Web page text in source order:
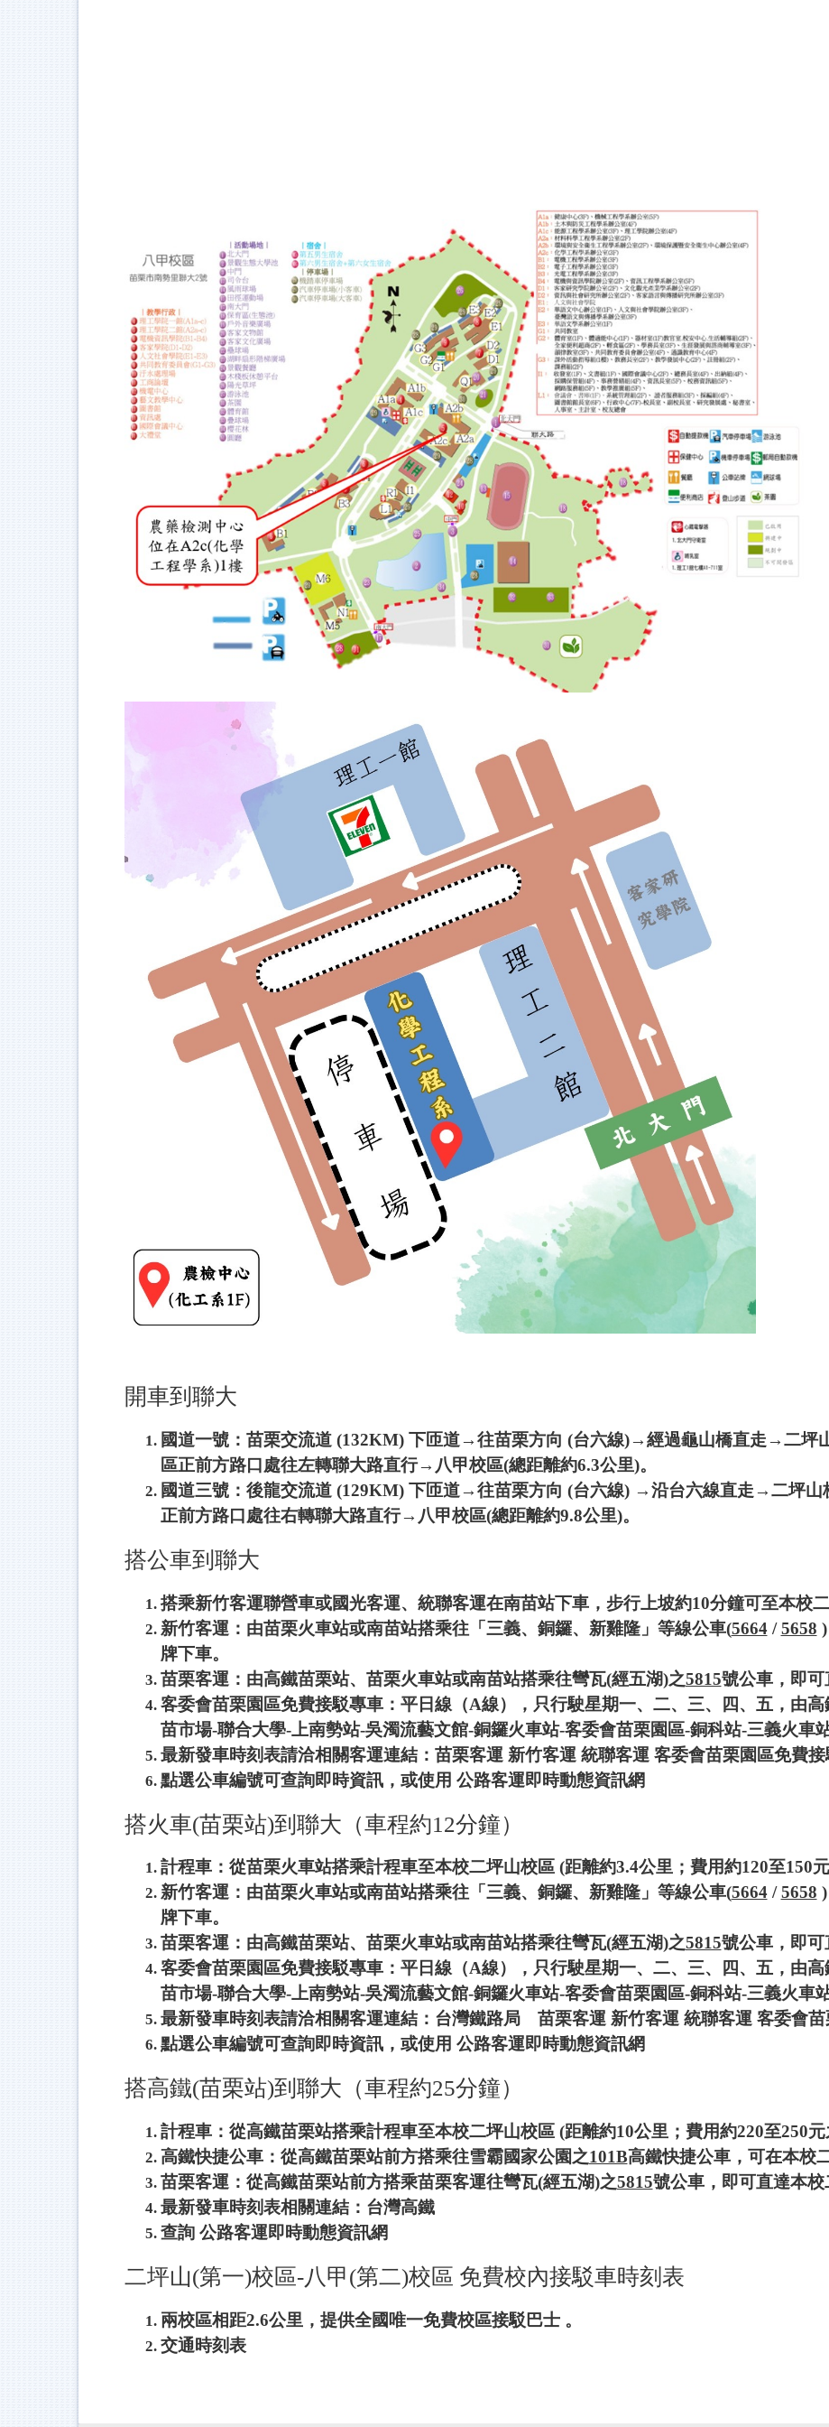
開車到聯大
國道一號：苗栗交流道 (132KM) 下匝道→往苗栗方向 (台六線)→經過龜山橋直走→二坪
區正前方路口處往左轉聯大路直行→八甲校區(總距離約6.3公里)。
國道三號：後龍交流道 (129KM) 下匝道→往苗栗方向 (台六線) →沿台六線直走→二坪
正前方路口處往右轉聯大路直行→八甲校區(總距離約9.8公里)。
搭公車到聯大
搭乘新竹客運聯營車或國光客運、統聯客運在南苗站下車，步行上坡約10分鐘可至本校二
新竹客運：由苗栗火車站或南苗站搭乘往「三義、銅鑼、新雞隆」等線公車(5664/5658
牌下車。
苗栗客運：由高鐵苗栗站、苗栗火車站或南苗站搭乘往彎瓦(經五湖)之5815號公車，即可
客委會苗栗園區免費接駁專車：平日線（A線），只行駛星期一、二、三、四、五，由
苗市場-聯合大學-上南勢站-吳濁流藝文館-銅鑼火車站-客委會苗栗園區-銅科站-三義火車
最新發車時刻表請洽相關客運連結： 苗栗客運 新竹客運 統聯客運 客委會苗栗園區免費
點選公車編號可查詢即時資訊，或使用 公路客運即時動態資訊網
搭火車(苗栗站)到聯大（車程約12分鐘）
計程車：從苗栗火車站搭乘計程車至本校二坪山校區 (距離約3.4公里；費用約120至150元
新竹客運：由苗栗火車站或南苗站搭乘往「三義、銅鑼、新雞隆」等線公車(5664/5658
牌下車。
苗栗客運：由高鐵苗栗站、苗栗火車站或南苗站搭乘往彎瓦(經五湖)之5815號公車，即可
客委會苗栗園區免費接駁專車：平日線（A線），只行駛星期一、二、三、四、五，由
苗市場-聯合大學-上南勢站-吳濁流藝文館-銅鑼火車站-客委會苗栗園區-銅科站-三義火車
最新發車時刻表請洽相關客運連結： 台灣鐵路局 苗栗客運 新竹客運 統聯客運 客委會
點選公車編號可查詢即時資訊，或使用 公路客運即時動態資訊網
搭高鐵(苗栗站)到聯大（車程約25分鐘）
計程車：從高鐵苗栗站搭乘計程車至本校二坪山校區 (距離約10公里；費用約220至250元
高鐵快捷公車：從高鐵苗栗站前方搭乘往雪霸國家公園之101B高鐵快捷公車，可在本校
苗栗客運：從高鐵苗栗站前方搭乘苗栗客運往彎瓦(經五湖)之5815號公車，即可直達本校
最新發車時刻表相關連結： 台灣高鐵
查詢 公路客運即時動態資訊網
二坪山(第一)校區-八甲(第二)校區 免費校內接駁車時刻表
兩校區相距2.6公里，提供全國唯一免費校區接駁巴士 。
交通時刻表